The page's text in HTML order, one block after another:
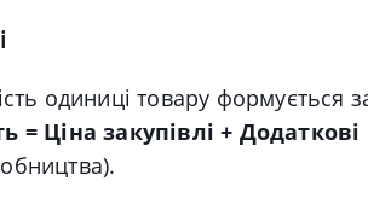
одиниці товару формується
= Ціна закупівлі +